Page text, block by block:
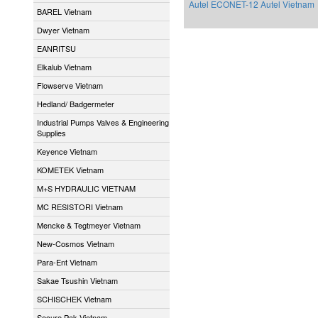
BAREL Vietnam
Dwyer Vietnam
EANRITSU
Elkalub Vietnam
Flowserve Vietnam
Hedland/ Badgermeter
Industrial Pumps Valves & Engineering
Supplies
Keyence Vietnam
KOMETEK Vietnam
M+S HYDRAULIC VIETNAM
MC RESISTORI Vietnam
Mencke & Tegtmeyer Vietnam
New-Cosmos Vietnam
Para-Ent Vietnam
Sakae Tsushin Vietnam
SCHISCHEK Vietnam
Autel ECONET-12 Autel Vietnam